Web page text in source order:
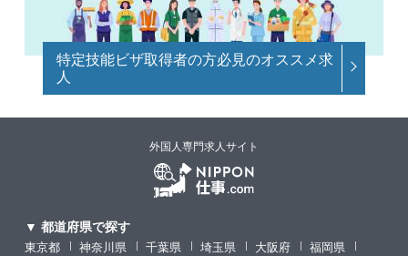
特定技能ビザ取得者の方必見のオススメ求
人
外国人専門求人サイト
▼ 都道府県で探す
東京都 神奈川県 千葉県 埼玉県 大阪府
福岡県